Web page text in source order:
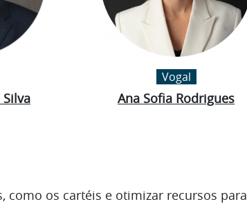
Vogal
Ana Sofia Rodrigues
como os cartéis e otimizar recursos para